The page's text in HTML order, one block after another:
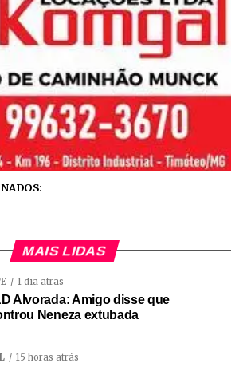
MAIS LIDAS
1 dia atrás
Alvorada: Amigo disse que
Neneza extubada
15 horas atrás